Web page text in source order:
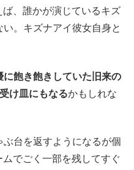
、誰かが演じているキズ
。キズナアイ彼女自身と
に飽き飽きしていた旧来の
け皿にもなるかもしれな
台を返すようになるが個
でごく一部を残してすぐ